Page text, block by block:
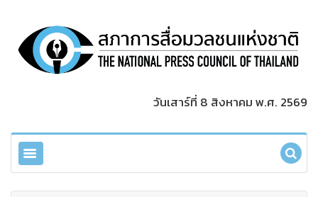
วันเสาร์ที่ 8 สิงหาคม พ.ศ. 2569